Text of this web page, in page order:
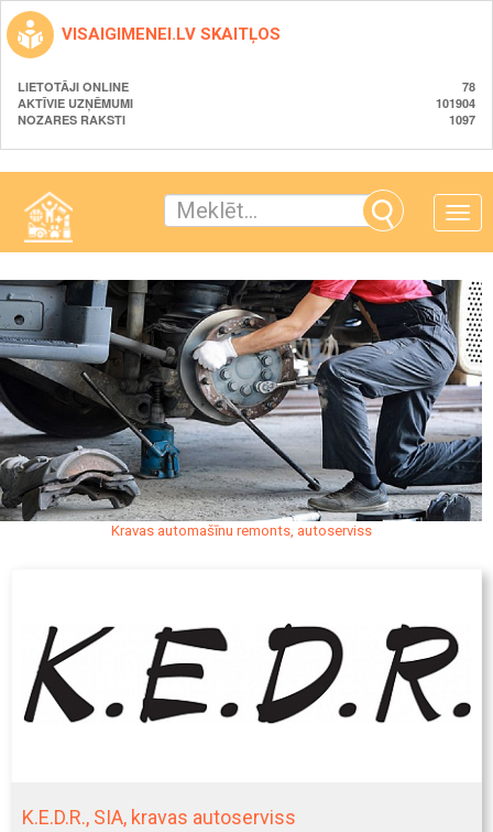
VISAIGIMENEI.LV SKAITĻOS
LIETOTĀJI ONLINE
78
AKTĪVIE UZŅĒMUMI
101904
NOZARES RAKSTI
1097
Toggle
Kravas automašīnu remonts, autoserviss
K.E.D.R., SIA, kravas autoserviss